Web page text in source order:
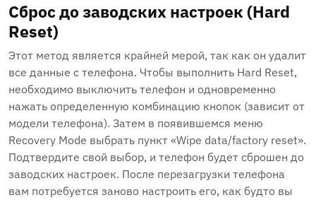
Сброс до заводских настроек (Hard
Reset)
Этот метод является крайней мерой, так как он удалит
все данные с телефона. Чтобы выполнить Hard Reset,
необходимо выключить телефон и одновременно
нажать определенную комбинацию кнопок (зависит от
модели телефона). Затем в появившемся меню
Recovery Mode выбрать пункт «Wipe data/factory reset».
Подтвердите свой выбор, и телефон будет сброшен до
заводских настроек. После перезагрузки телефона
вам потребуется заново настроить его, как будто вы